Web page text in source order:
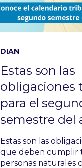
DIAN
Estas son las
obligaciones
para el
semestre del
Estas son las
que deben cumplir
personas naturales